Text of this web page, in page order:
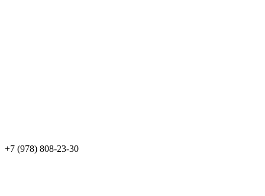
+7 (978) 808-23-30